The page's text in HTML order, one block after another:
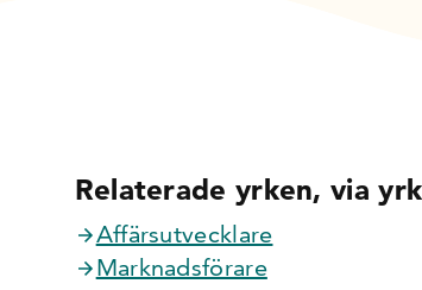
Relaterade yrken, via
Affärsutvecklare
Marknadsförare